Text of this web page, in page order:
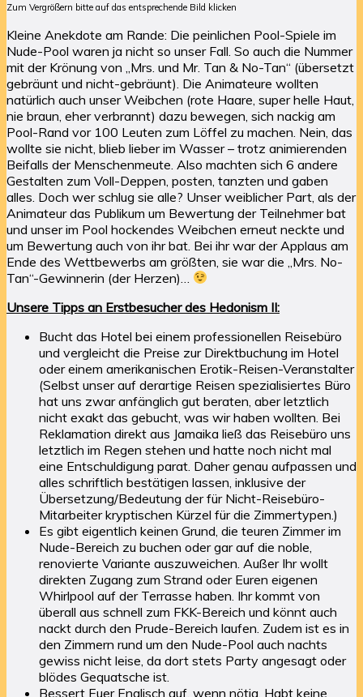
Zum Vergrößern bitte auf das entsprechende Bild klicken
Kleine Anekdote am Rande: Die peinlichen Pool-Spiele im
Nude-Pool waren ja nicht so unser Fall. So auch die Nummer
mit der Krönung von „Mrs. und Mr. Tan & No-Tan“ (übersetzt
gebräunt und nicht-gebräunt). Die Animateure wollten
natürlich auch unser Weibchen (rote Haare, super helle Haut,
nie braun, eher verbrannt) dazu bewegen, sich nackig am
Pool-Rand vor 100 Leuten zum Löffel zu machen. Nein, das
wollte sie nicht, blieb lieber im Wasser – trotz animierenden
Beifalls der Menschenmeute. Also machten sich 6 andere
Gestalten zum Voll-Deppen, posten, tanzten und gaben
alles. Doch wer schlug sie alle? Unser weiblicher Part, als der
Animateur das Publikum um Bewertung der Teilnehmer bat
und unser im Pool hockendes Weibchen erneut neckte und
um Bewertung auch von ihr bat. Bei ihr war der Applaus am
Ende des Wettbewerbs am größten, sie war die „Mrs. No-
Tan“-Gewinnerin (der Herzen)…
Unsere Tipps an Erstbesucher des Hedonism II:
Bucht das Hotel bei einem professionellen Reisebüro
und vergleicht die Preise zur Direktbuchung im Hotel
oder einem amerikanischen Erotik-Reisen-Veranstalter
(Selbst unser auf derartige Reisen spezialisiertes Büro
hat uns zwar anfänglich gut beraten, aber letztlich
nicht exakt das gebucht, was wir haben wollten. Bei
Reklamation direkt aus Jamaika ließ das Reisebüro uns
letztlich im Regen stehen und hatte noch nicht mal
eine Entschuldigung parat. Daher genau aufpassen und
alles schriftlich bestätigen lassen, inklusive der
Übersetzung/Bedeutung der für Nicht-Reisebüro-
Mitarbeiter kryptischen Kürzel für die Zimmertypen.)
Es gibt eigentlich keinen Grund, die teuren Zimmer im
Nude-Bereich zu buchen oder gar auf die noble,
renovierte Variante auszuweichen. Außer Ihr wollt
direkten Zugang zum Strand oder Euren eigenen
Whirlpool auf der Terrasse haben. Ihr kommt von
überall aus schnell zum FKK-Bereich und könnt auch
nackt durch den Prude-Bereich laufen. Zudem ist es in
den Zimmern rund um den Nude-Pool auch nachts
gewiss nicht leise, da dort stets Party angesagt oder
blödes Gequatsche ist.
Bessert Euer Englisch auf, wenn nötig. Habt keine